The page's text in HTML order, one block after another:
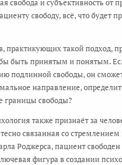
свобода и субъективность
свободу, всё, что будет
практикующих такой подход,
быть принятым и понятым.
подлинной свободы, он
направление,
границы свободы?
также признаёт за
связанная со
Роджерса, пациент свободен
фигура в создании